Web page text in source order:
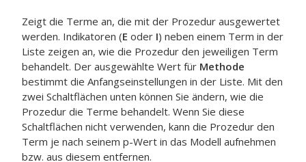
Zeigt die Terme an, die mit der Prozedur ausgewertet
werden. Indikatoren (E oder I) neben einem Term in der
Liste zeigen an, wie die Prozedur den jeweiligen Term
behandelt. Der ausgewählte Wert für Methode
bestimmt die Anfangseinstellungen in der Liste. Mit den
zwei Schaltflächen unten können Sie ändern, wie die
Prozedur die Terme behandelt. Wenn Sie diese
Schaltflächen nicht verwenden, kann die Prozedur den
Term je nach seinem p-Wert in das Modell aufnehmen
bzw. aus diesem entfernen.